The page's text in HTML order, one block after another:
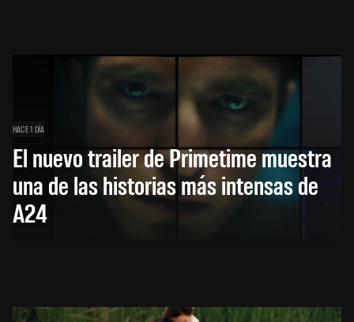
HACE 1 DÍA
El nuevo trailer de Primetime muestra
una de las historias más intensas de
A24